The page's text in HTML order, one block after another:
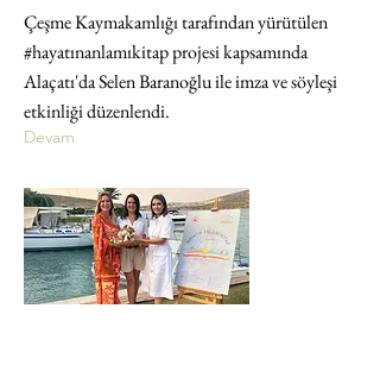
Çeşme Kaymakamlığı tarafından yürütülen
#hayatınanlamıkitap projesi kapsamında
Alaçatı'da Selen Baranoğlu ile imza ve söyleşi
etkinliği düzenlendi.
Devam